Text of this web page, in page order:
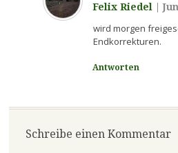
Felix Riedel|
wird morgen
Endkorrekturen.
Antworten
Schreibe einen Kommentar